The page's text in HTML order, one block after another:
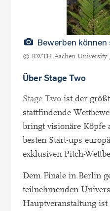
Bewerben
© RWTH Aachen University
Über Stage Two
Stage Two ist der
stattfindende
bringt visionäre Köpfe
besten Start-ups
exklusiven Pitch-
Dem Finale in Berlin
teilnehmenden
Hauptveranstaltung